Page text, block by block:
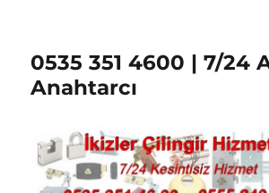
0535 351 4600 | 7/24
Anahtarcı